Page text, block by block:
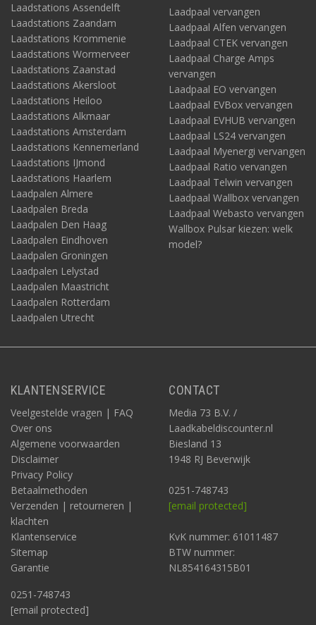
Laadstations Assendelft
Laadstations Zaandam
Laadstations Krommenie
Laadstations Wormerveer
Laadstations Zaanstad
Laadstations Akersloot
Laadstations Heiloo
Laadstations Alkmaar
Laadstations Amsterdam
Laadstations Kennemerland
Laadstations IJmond
Laadstations Haarlem
Laadpalen Almere
Laadpalen Breda
Laadpalen Den Haag
Laadpalen Eindhoven
Laadpalen Groningen
Laadpalen Lelystad
Laadpalen Maastricht
Laadpalen Rotterdam
Laadpalen Utrecht
Laadpaal vervangen
Laadpaal Alfen vervangen
Laadpaal CTEK vervangen
Laadpaal Charge Amps
vervangen
Laadpaal EO vervangen
Laadpaal EVBox vervangen
Laadpaal EVHUB vervangen
Laadpaal LS24 vervangen
Laadpaal Myenergi vervangen
Laadpaal Ratio vervangen
Laadpaal Telwin vervangen
Laadpaal Wallbox vervangen
Laadpaal Webasto vervangen
Wallbox Pulsar kiezen: welk
model?
KLANTENSERVICE
Veelgestelde vragen | FAQ
Over ons
Algemene voorwaarden
Disclaimer
Privacy Policy
Betaalmethoden
Verzenden | retourneren |
klachten
Klantenservice
Sitemap
Garantie
0251-748743
[email protected]
CONTACT
Media 73 B.V. /
Laadkabeldiscounter.nl
Biesland 13
1948 RJ Beverwijk
0251-748743
[email protected]
KvK nummer: 61011487
BTW nummer:
NL854164315B01